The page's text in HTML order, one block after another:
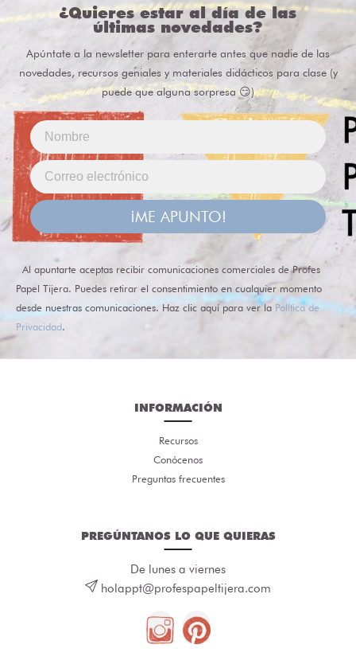
¿Quieres estar al día de las
últimas novedades?
Apúntate a la newsletter para enterarte antes que nadie de las
novedades, recursos geniales y materiales didácticos para clase (y
puede que alguna sorpresa 😏)
¡ME APUNTO!
Al apuntarte aceptas recibir comunicaciones comerciales de Profes
Papel Tijera. Puedes retirar el consentimiento en cualquier momento
desde nuestras comunicaciones. Haz clic aquí para ver la Política de
Privacidad.
INFORMACIÓN
Recursos
Conócenos
Preguntas frecuentes
PREGÚNTANOS LO QUE QUIERAS
De lunes a viernes
holappt@profespapeltijera.com